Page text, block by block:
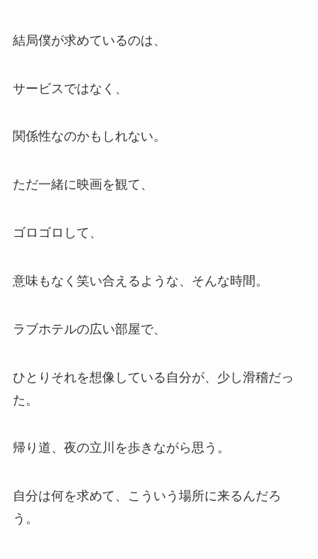
結局僕が求めているのは、
サービスではなく、
関係性なのかもしれない。
ただ一緒に映画を観て、
ゴロゴロして、
意味もなく笑い合えるような、そんな時間。
ラブホテルの広い部屋で、
ひとりそれを想像している自分が、少し滑稽だっ
た。
帰り道、夜の立川を歩きながら思う。
自分は何を求めて、こういう場所に来るんだろ
う。